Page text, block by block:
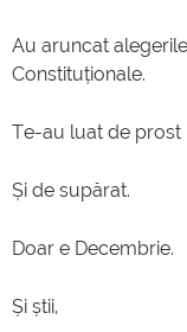
Au aruncat
Constituționale.
Te-au luat de prost
Și de supărat.
Doar e Decembrie.
Și știi,